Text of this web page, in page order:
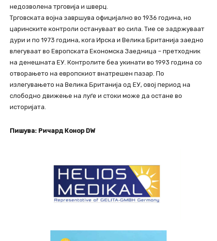
недозволена трговија и шверц.
Трговската војна завршува официјално во 1936 година, но
царинските контроли остануваат во сила. Тие се задржуваат
дури и по 1973 година, кога Ирска и Велика Британија заедно
влегуваат во Европската Економска Заедница – претходник
на денешната ЕУ. Контролите беа укинати во 1993 година со
отворањето на европскиот внатрешен пазар. По
излегувањето на Велика Британија од ЕУ, овој период на
слободно движење на луѓе и стоки може да остане во
историјата.
Пишува: Ричард Конор DW